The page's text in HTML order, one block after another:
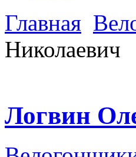
Главная
Николаевич
Логвин